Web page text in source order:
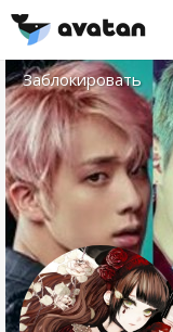
Заблокировать